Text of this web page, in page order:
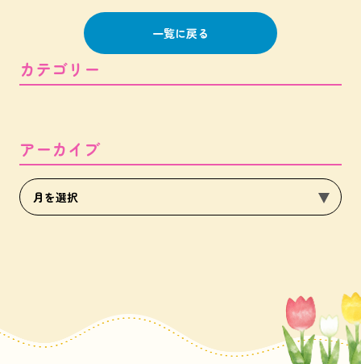
一覧に戻る
カテゴリー
アーカイブ